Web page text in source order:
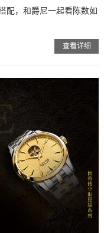
配，和爵尼一起看陈数如
查看详细